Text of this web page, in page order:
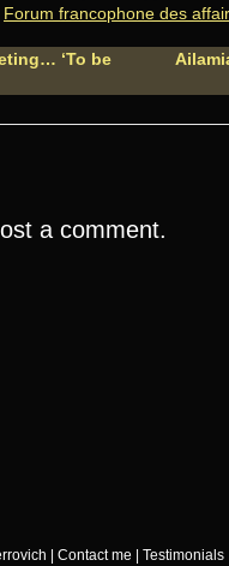
Forum francophone des
‘To be
a comment.
Contact me Testimonials